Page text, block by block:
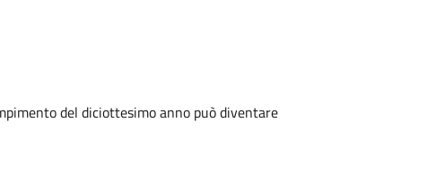
del diciottesimo anno può diventare